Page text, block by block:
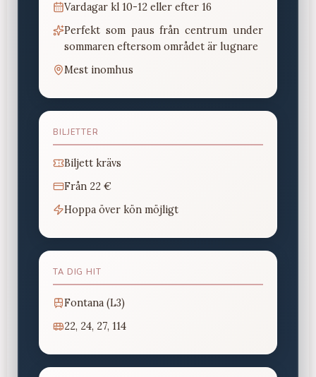
Vardagar kl 10-12 eller efter 16
Perfekt som paus från centrum under
sommaren eftersom området är lugnare
Mest inomhus
BILJETTER
Biljett krävs
Från 22 €
Hoppa över kön möjligt
TA DIG HIT
Fontana (L3)
22, 24, 27, 114